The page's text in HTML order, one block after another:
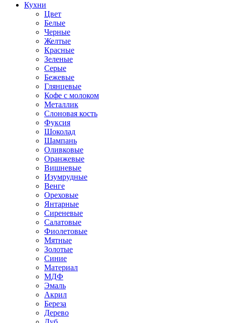
Кухни
Цвет
Белые
Черные
Желтые
Красные
Зеленые
Серые
Бежевые
Глянцевые
Кофе с молоком
Металлик
Слоновая кость
Фуксия
Шоколад
Шампань
Оливковые
Оранжевые
Вишневые
Изумрудные
Венге
Ореховые
Янтарные
Сиреневые
Салатовые
Фиолетовые
Мятные
Золотые
Синие
Материал
МДФ
Эмаль
Акрил
Береза
Дерево